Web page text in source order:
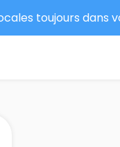
toujours dans